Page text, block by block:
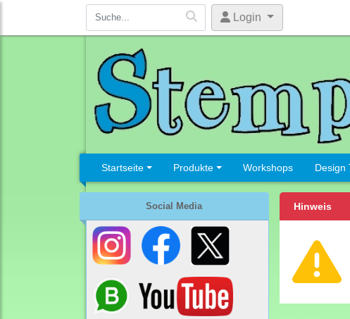
Login
Startseite Produkte Workshops Design
Social Media Hinweis